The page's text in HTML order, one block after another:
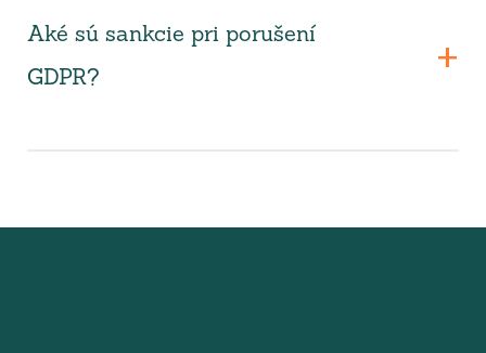
Aké sú sankcie pri porušení
GDPR?